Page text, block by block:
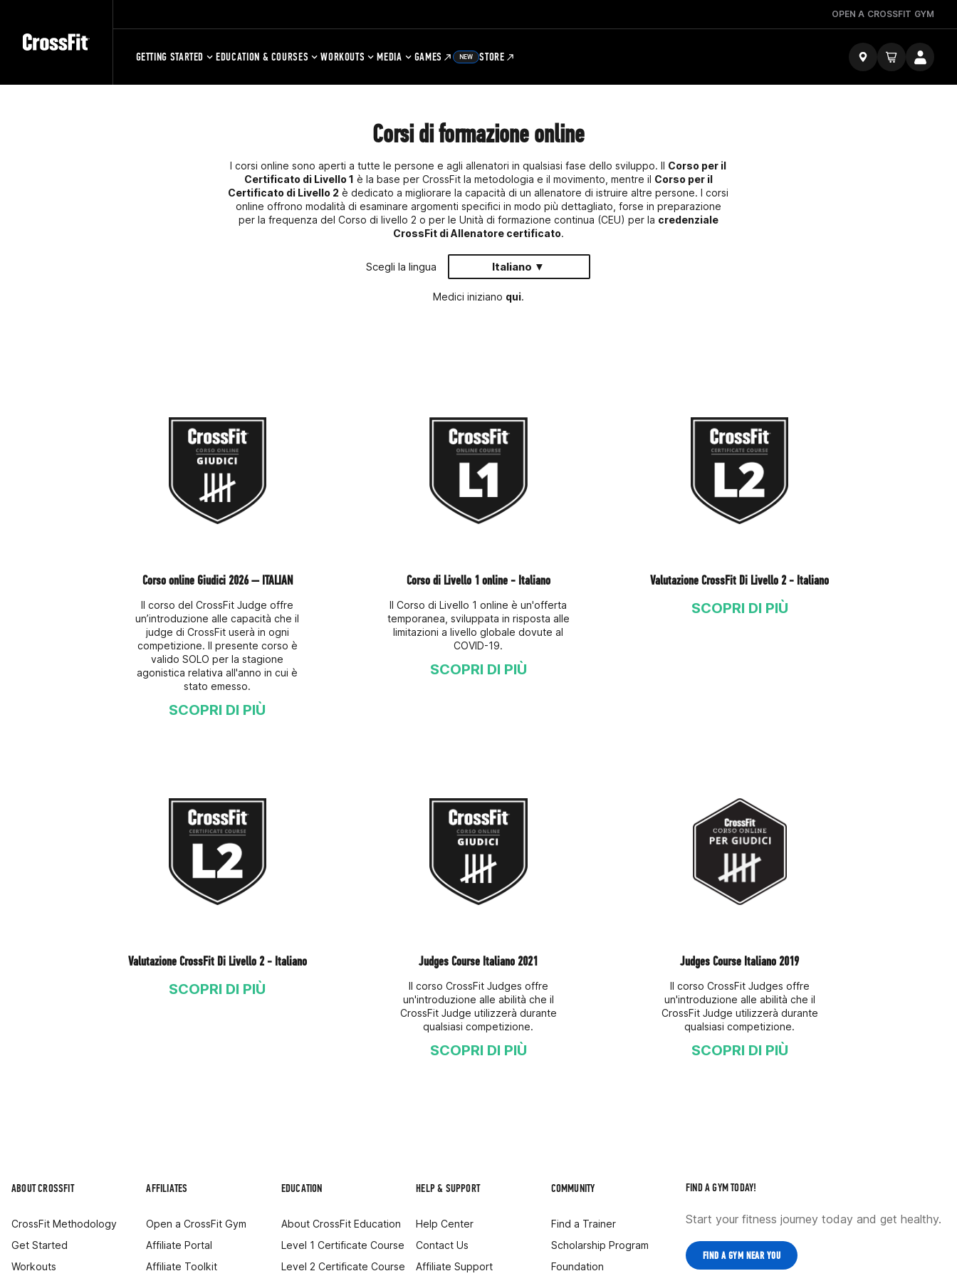
OPEN A CROSSFIT GYM
GETTING STARTED EDUCATION & COURSES WORKOUTS MEDIA GAMES NEW STORE
Corsi di formazione online
I corsi online sono aperti a tutte le persone e agli allenatori in qualsiasi fase dello sviluppo. Il Corso per il
Certificato di Livello 1 è la base per CrossFit la metodologia e il movimento, mentre il Corso per il
Certificato di Livello 2 è dedicato a migliorare la capacità di un allenatore di istruire altre persone. I corsi
online offrono modalità di esaminare argomenti specifici in modo più dettagliato, forse in preparazione
per la frequenza del Corso di livello 2 o per le Unità di formazione continua (CEU) per la credenziale
CrossFit di Allenatore certificato.
Scegli la lingua Italiano ▼
Medici iniziano qui.
Corso online Giudici 2026 — ITALIAN
Il corso del CrossFit Judge offre
un’introduzione alle capacità che il
judge di CrossFit userà in ogni
competizione. Il presente corso è
valido SOLO per la stagione
agonistica relativa all'anno in cui è
stato emesso.
SCOPRI DI PIÙ
Corso di Livello 1 online - Italiano
Il Corso di Livello 1 online è un'offerta
temporanea, sviluppata in risposta alle
limitazioni a livello globale dovute al
COVID-19.
SCOPRI DI PIÙ
Valutazione CrossFit Di Livello 2 - Italiano
SCOPRI DI PIÙ
Valutazione CrossFit Di Livello 2 - Italiano
SCOPRI DI PIÙ
Judges Course Italiano 2021
Il corso CrossFit Judges offre
un'introduzione alle abilità che il
CrossFit Judge utilizzerà durante
qualsiasi competizione.
SCOPRI DI PIÙ
Judges Course Italiano 2019
Il corso CrossFit Judges offre
un'introduzione alle abilità che il
CrossFit Judge utilizzerà durante
qualsiasi competizione.
SCOPRI DI PIÙ
ABOUT CROSSFIT
CrossFit Methodology
Get Started
Workouts
AFFILIATES
Open a CrossFit Gym
Affiliate Portal
Affiliate Toolkit
EDUCATION
About CrossFit Education
Level 1 Certificate Course
Level 2 Certificate Course
HELP & SUPPORT
Help Center
Contact Us
Affiliate Support
COMMUNITY
Find a Trainer
Scholarship Program
Foundation
FIND A GYM TODAY!
Start your fitness journey today and get healthy.
FIND A GYM NEAR YOU